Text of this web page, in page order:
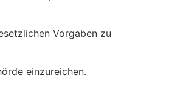
Vorgaben zu
einzureichen.